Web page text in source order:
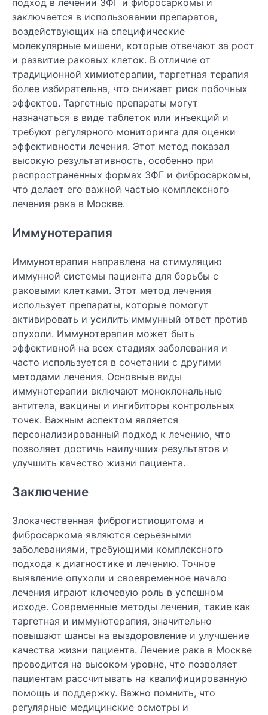
подход в лечении ЗФГ и фибросаркомы и
заключается в использовании препаратов,
воздействующих на специфические
молекулярные мишени, которые отвечают за рост
и развитие раковых клеток. В отличие от
традиционной химиотерапии, таргетная терапия
более избирательна, что снижает риск побочных
эффектов. Таргетные препараты могут
назначаться в виде таблеток или инъекций и
требуют регулярного мониторинга для оценки
эффективности лечения. Этот метод показал
высокую результативность, особенно при
распространенных формах ЗФГ и фибросаркомы,
что делает его важной частью комплексного
лечения рака в Москве.
Иммунотерапия
Иммунотерапия направлена на стимуляцию
иммунной системы пациента для борьбы с
раковыми клетками. Этот метод лечения
использует препараты, которые помогут
активировать и усилить иммунный ответ против
опухоли. Иммунотерапия может быть
эффективной на всех стадиях заболевания и
часто используется в сочетании с другими
методами лечения. Основные виды
иммунотерапии включают моноклональные
антитела, вакцины и ингибиторы контрольных
точек. Важным аспектом является
персонализированный подход к лечению, что
позволяет достичь наилучших результатов и
улучшить качество жизни пациента.
Заключение
Злокачественная фиброгистиоцитома и
фибросаркома являются серьезными
заболеваниями, требующими комплексного
подхода к диагностике и лечению. Точное
выявление опухоли и своевременное начало
лечения играют ключевую роль в успешном
исходе. Современные методы лечения, такие как
таргетная и иммунотерапия, значительно
повышают шансы на выздоровление и улучшение
качества жизни пациента. Лечение рака в Москве
проводится на высоком уровне, что позволяет
пациентам рассчитывать на квалифицированную
помощь и поддержку. Важно помнить, что
регулярные медицинские осмотры и